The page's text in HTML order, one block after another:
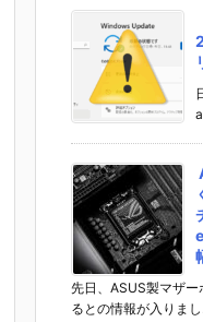
先日、ASUS製マザ
るとの情報が入りま